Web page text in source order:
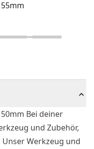
Bei deiner
und Zubehör,
Werkzeug und